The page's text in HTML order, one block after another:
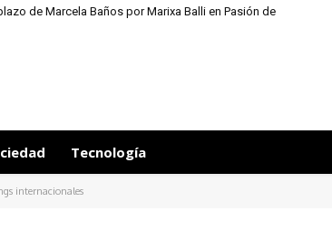
de Marcela Baños por Marixa Balli en Pasión de
Tecnología
internacionales